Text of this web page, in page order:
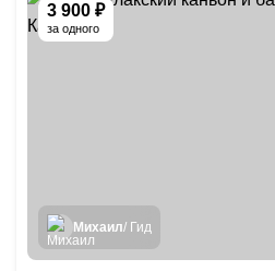
3 900 ₽
за одного
Михаил/ Гид